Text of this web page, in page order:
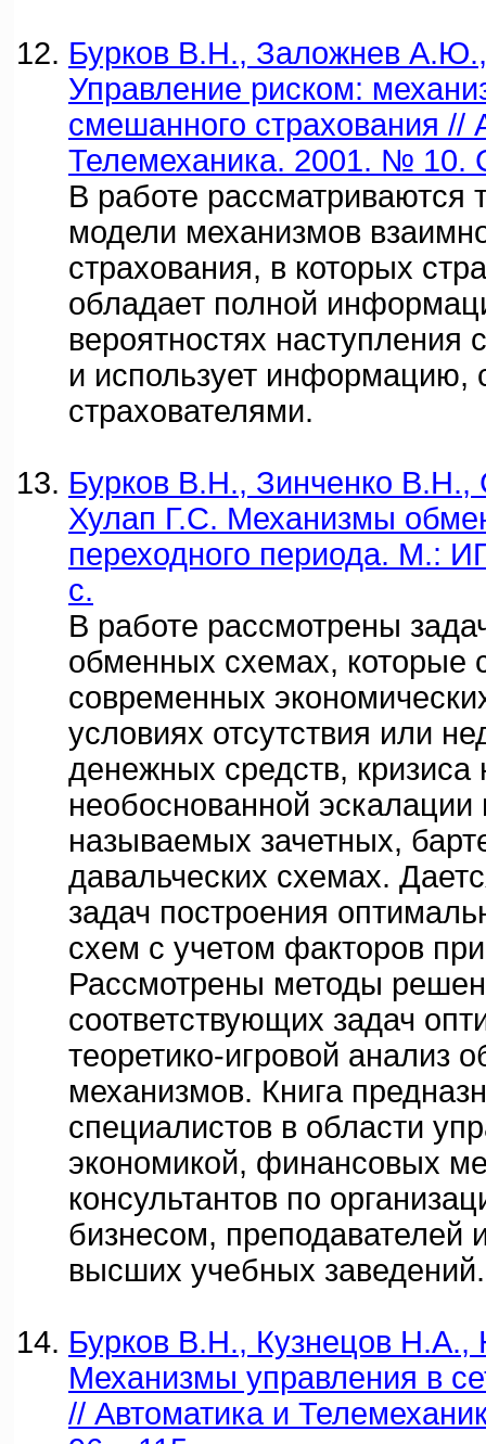
Бурков В.Н., Заложнев
Управление риском:
смешанного страхования //
Телемеханика. 2001. № 10.
В работе рассматриваются
модели механизмов
страхования, в которых
обладает полной
вероятностях наступления
и использует
страхователями.
Бурков В.Н., Зинченко В.Н.,
Хулап Г.С. Механизмы
переходного периода. М.:
с.
В работе рассмотрены
обменных схемах, которые
современных
условиях отсутствия или
денежных средств, кризиса
необоснованной эскалации
называемых зачетных,
давальческих схемах.
задач построения
схем с учетом факторов
Рассмотрены методы
соответствующих задач
теоретико-игровой анализ
механизмов. Книга
специалистов в области
экономикой, финансовых
консультантов по
бизнесом, преподавателей
высших учебных заведений.
Бурков В.Н., Кузнецов Н.А.,
Механизмы управления в
// Автоматика и